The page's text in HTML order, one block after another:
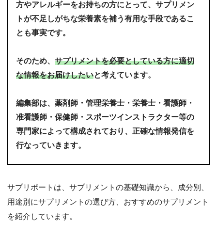
方やアレルギーをお持ちの方にとって、サプリメン
トが不足しがちな栄養素を補う有用な手段であるこ
とも事実です。
そのため、 サプリメントを必要としている方に適切
な情報をお届けしたいと考えています。
編集部は、薬剤師・管理栄養士・栄養士・看護師・
准看護師・保健師・スポーツインストラクター等の
専門家によって構成されており、正確な情報発信を
行なっていきます。
サプリポートは、サプリメントの基礎知識から、成分別、
用途別にサプリメントの選び方、おすすめのサプリメント
を紹介しています。